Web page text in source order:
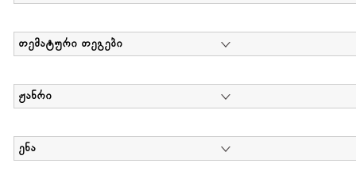
თემატური თეგები
ჟანრი
ენა